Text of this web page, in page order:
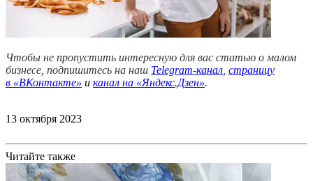
Чтобы не пропустить интересную для вас статью о малом
бизнесе, подпишитесь на наш Telegram-канал страницу
в «ВКонтакте» и канал на «Яндекс.Дзен».
13 октября 2023
Читайте также